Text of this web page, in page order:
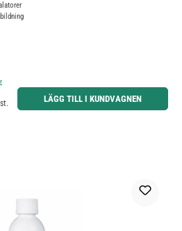
använd knapparna för att öka eller minska kvantiteten.
st. LÄGG TILL I KUNDVAGNEN